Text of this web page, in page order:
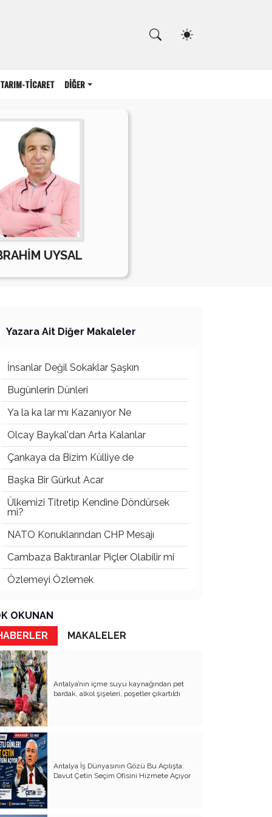
TARIM-TİCARET DİĞER
UYSAL
Yazara Ait Diğer Makaleler
İnsanlar Değil Sokaklar Şaşkın
Bugünlerin Dünleri
Ya la ka lar mı Kazanıyor Ne
Olcay Baykal'dan Arta Kalanlar
Çankaya da Bizim Külliye de
Başka Bir Gürkut Acar
Ülkemizi Titretip Kendine Döndürsek
mi?
NATO Konuklarından CHP Mesajı
Cambaza Baktıranlar Piçler Olabilir mi
Özlemeyi Özlemek
Yaşananların Vebali Kim
Siyasetin Kökleri Köklerin Siyaseti
Nereye CHP Nereye
Öf Öf de Öf Öf
Birbirimizi Anlasak mı
Kapitalist Yaşam Tarzına İslami
Ekonomi
Mayıs’ta öldürüldük, Haziran’da direndik.
İki Miras T.C ve CHP
Atanı Tanımak Gurur Verir
OKUNAN
MAKALELER
Antalya’nın içme suyu kaynağından pet
bardak, alkol şişeleri, poşetler çıkartıldı
Antalya İş Dünyasının Gözü Bu Açılışta:
Davut Çetin Seçim Ofisini Hizmete Açıyor